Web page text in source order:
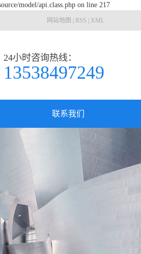
model/api.class.php on line 217
网站地图 RSS XML
24小时咨询热线：
13538497249
联系我们